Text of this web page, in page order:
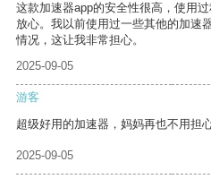
这款加速器app的安全性很高，使用
放心。我以前使用过一些其他的加速
情况，这让我非常担心。
2025-09-05
游客
超级好用的加速器，妈妈再也不用担
2025-09-05